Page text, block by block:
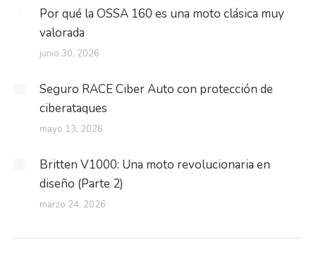
Por qué la OSSA 160 es una moto clásica muy
valorada
junio 30, 2026
Seguro RACE Ciber Auto con protección de
ciberataques
mayo 13, 2026
Britten V1000: Una moto revolucionaria en
diseño (Parte 2)
marzo 24, 2026